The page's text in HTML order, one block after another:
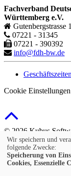
Fachverband
Württemberg e.V.
Gutenbergstrasse
07221 - 31345
07221 - 390392
info@fdh-bw.de
Geschäftszeiten
Cookie Einstellungen
© 2026 Kubus
Impressum
Allgemeine
Datenschutz
Wir speichern und
folgende Zwecke:
Speicherung von
Cookies, Essenzielle